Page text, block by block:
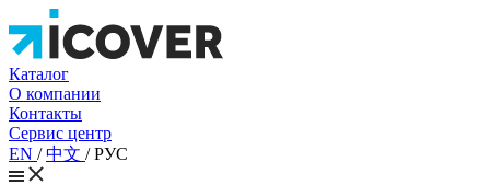
Каталог
О компании
Контакты
Сервис центр
EN /中文 /РУС